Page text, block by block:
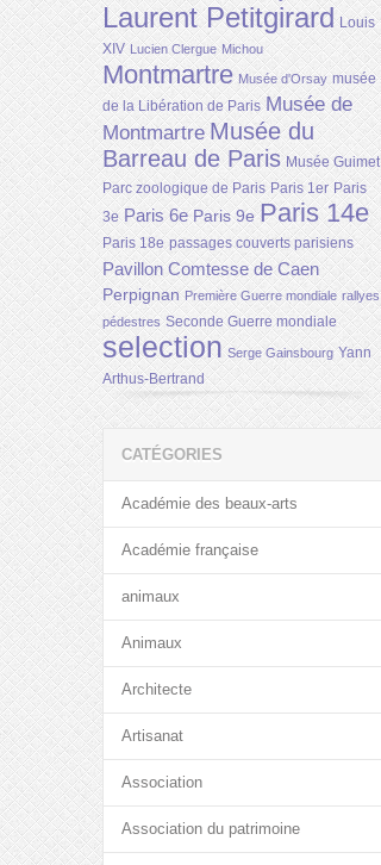
Laurent Petitgirard Louis
XIV Lucien Clergue Michou
Montmartre Musée d'Orsay musée
de la Libération de Paris Musée de
Montmartre Musée du
Barreau de Paris Musée Guimet
Parc zoologique de Paris Paris 1er Paris
3e Paris 6e Paris 9e Paris 14e
Paris 18e passages couverts parisiens
Pavillon Comtesse de Caen
Perpignan Première Guerre mondiale rallyes
pédestres Seconde Guerre mondiale
selection Serge Gainsbourg Yann
Arthus-Bertrand
CATÉGORIES
Académie des beaux-arts
Académie française
animaux
Animaux
Architecte
Artisanat
Association
Association du patrimoine